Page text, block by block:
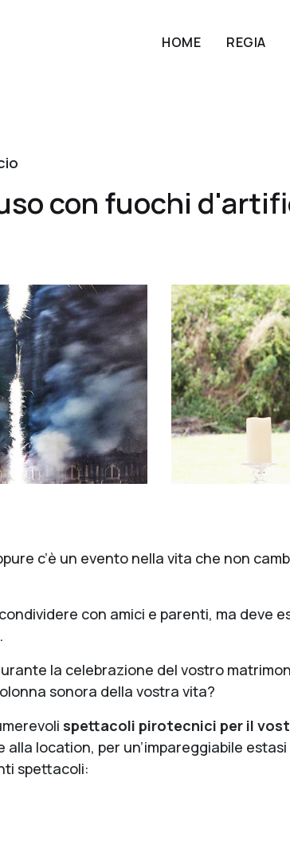
HOME REGIA
con fuochi
c’è un evento nella vita che non
con amici e parenti, ma deve
la celebrazione del vostro
sonora della vostra vita?
spettacoli pirotecnici per il
alla location, per un’impareggiabile
spettacoli: